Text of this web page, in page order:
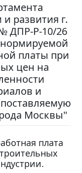
развития г.
ДПР-Р-10/26
платы при
цен на
и
Москвы"
плата